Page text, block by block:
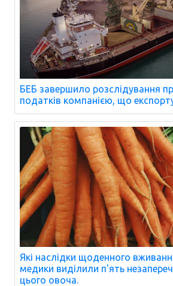
БЕБ завершило розслідування
податків компанією, що
Які наслідки щоденного
медики виділили п'ять
цього овоча.